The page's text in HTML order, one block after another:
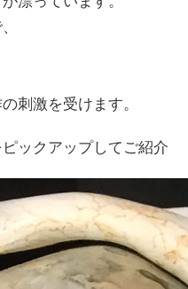
刺激を受けます。
ックアップしてご紹介